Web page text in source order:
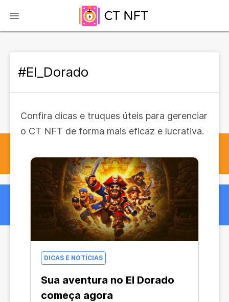
#El_Dorado
Confira dicas e truques úteis para gerenciar
o CT NFT de forma mais eficaz e lucrativa.
DICAS E NOTÍCIAS
Sua aventura no El Dorado
começa agora